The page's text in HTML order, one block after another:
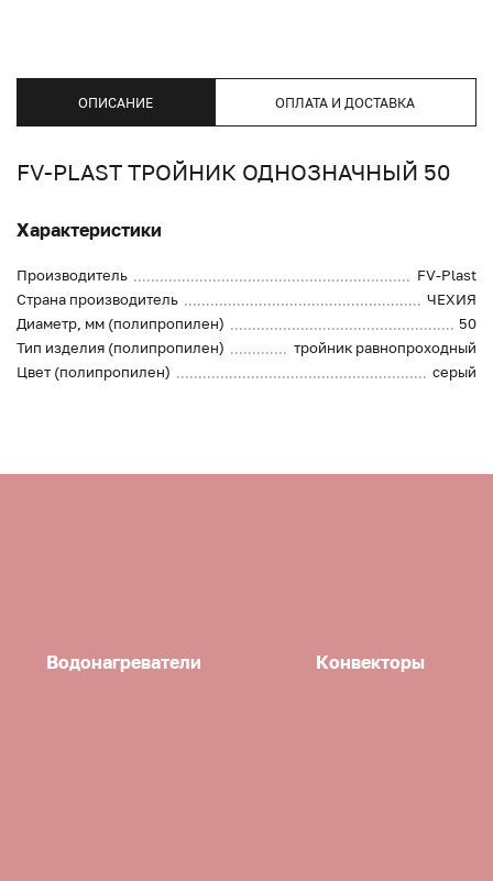
ОПИСАНИЕ ОПЛАТА И ДОСТАВКА
FV-PLAST ТРОЙНИК ОДНОЗНАЧНЫЙ 50
Характеристики
Производитель
FV-Plast
Страна производитель
ЧЕХИЯ
Диаметр, мм (полипропилен)
50
Тип изделия (полипропилен)
тройник равнопроходный
Цвет (полипропилен)
серый
Водонагреватели Конвекторы